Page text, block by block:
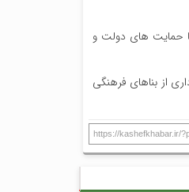
حمایت های دولت و
از بناهای فرهنگی
https://kashefkhabar.ir/